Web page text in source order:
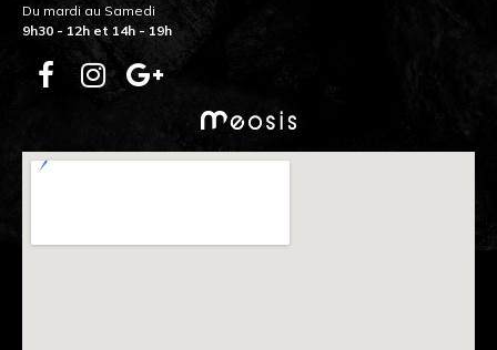
Du mardi au Samedi
9h30 - 12h et 14h - 19h